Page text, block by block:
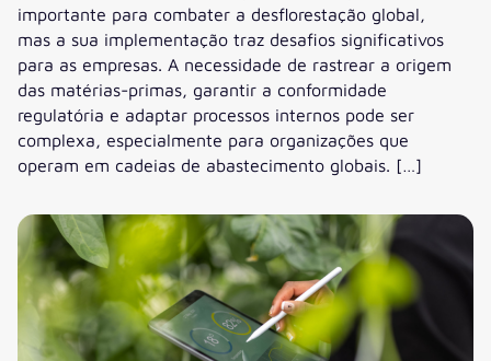
importante para combater a desflorestação global,
mas a sua implementação traz desafios significativos
para as empresas. A necessidade de rastrear a origem
das matérias-primas, garantir a conformidade
regulatória e adaptar processos internos pode ser
complexa, especialmente para organizações que
operam em cadeias de abastecimento globais. […]